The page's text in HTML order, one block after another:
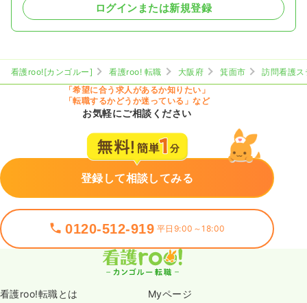
ログインまたは新規登録
看護roo![カンゴルー] 看護roo! 転職 大阪府 箕面市
訪問看護
「希望に合う求人があるか知りたい」
「転職するかどうか迷っている」など
お気軽にご相談ください
登録して相談してみる
0120-512-919 平日9:00～18:00
看護roo!転職とは Myページ